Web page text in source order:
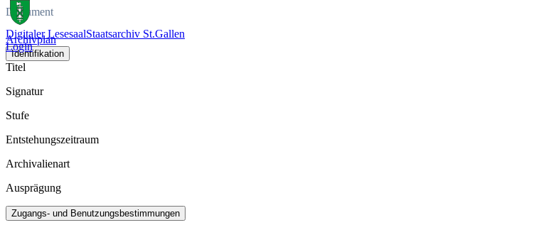
Digitaler LesesaalStaatsarchiv St.Gallen
Login
Dokument
Archivplan
Identifikation
Titel
Signatur
Stufe
Entstehungszeitraum
Archivalienart
Ausprägung
Zugangs- und Benutzungsbestimmungen